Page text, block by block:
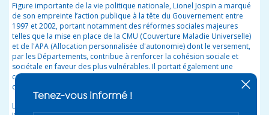
Figure importante de la vie politique nationale, Lionel Jospin a marqué
de son empreinte l’action publique à la tête du Gouvernement entre
1997 et 2002, portant notamment des réformes sociales majeures
telles que la mise en place de la CMU (Couverture Maladie Universelle)
et de l'APA (Allocation personnalisée d'autonomie) dont le versement,
par les Départements, contribue à renforcer la cohésion sociale et
sociétale en faveur des plus vulnérables. Il portait également une
certaine vision pour les Outre-mer, notamment en matière d'égalité et
de développement économique.
Lionel Jospin fut un responsable politique doté d'un sens affirmé de
+
Tenez-vous informé !